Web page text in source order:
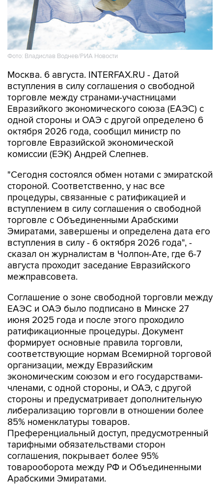
Фото: Владислав Воднев/РИА Новости
Москва. 6 августа. INTERFAX.RU - Датой
вступления в силу соглашения о свободной
торговле между странами-участницами
Евразийкого экономического союза (ЕАЭС) с
одной стороны и ОАЭ с другой определено 6
октября 2026 года, сообщил министр по
торговле Евразийской экономической
комиссии (ЕЭК) Андрей Слепнев.
"Сегодня состоялся обмен нотами с эмиратской
стороной. Соответственно, у нас все
процедуры, связанные с ратификацией и
вступлением в силу соглашения о свободной
торговле с Объединенными Арабскими
Эмиратами, завершены и определена дата его
вступления в силу - 6 октября 2026 года", -
сказал он журналистам в Чолпон-Ате, где 6-7
августа проходит заседание Евразийского
межправсовета.
Соглашение о зоне свободной торговли между
ЕАЭС и ОАЭ было подписано в Минске 27
июня 2025 года и после этого проходило
ратификационные процедуры. Документ
формирует основные правила торговли,
соответствующие нормам Всемирной торговой
организации, между Евразийским
экономическим союзом и его государствами-
членами, с одной стороны, и ОАЭ, с другой
стороны и предусматривает дополнительную
либерализацию торговли в отношении более
85% номенклатуры товаров.
Преференциальный доступ, предусмотренный
тарифными обязательствами сторон
соглашения, покрывает более 95%
товарооборота между РФ и Объединенными
Арабскими Эмиратами.